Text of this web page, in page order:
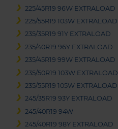
225/45R19 96W EXTRALOAD
225/55R19 103W EXTRALOAD
235/35R19 91Y EXTRALOAD
235/40R19 96Y EXTRALOAD
235/45R19 99W EXTRALOAD
235/50R19 103W EXTRALOAD
235/55R19 105W EXTRALOAD
245/35R19 93Y EXTRALOAD
245/40R19 94W
245/40R19 98Y EXTRALOAD